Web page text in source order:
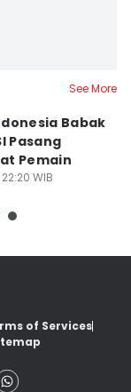
See More
Babak
Pasang
Pemain
WIB
of Services